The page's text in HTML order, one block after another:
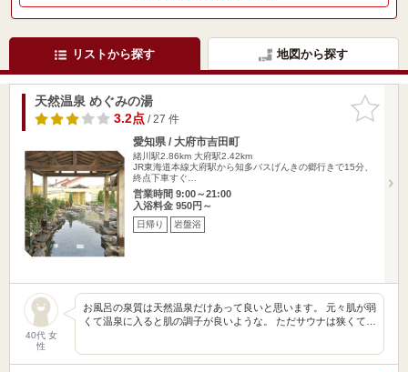
リストから探す 地図から探す
お気に入
りに追加
天然温泉 めぐみの湯
3.2点/ 27 件
愛知県 / 大府市吉田町
緒川駅2.86km 大府駅2.42km
JR東海道本線大府駅から知多バスげんきの郷行きで15分、
終点下車すぐ…
営業時間 9:00～21:00
入浴料金 950円～
日帰り 岩盤浴
40代 女
性
お風呂の泉質は天然温泉だけあって良いと思います。 元々肌が弱
くて温泉に入ると肌の調子が良いような。 ただサウナは狭くて…